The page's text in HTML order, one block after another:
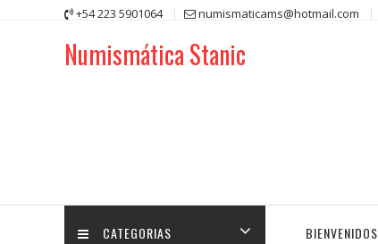
+54 223 5901064 numismaticams@hotmail.com
Numismática Stanic
CATEGORIAS BIENVENIDOS